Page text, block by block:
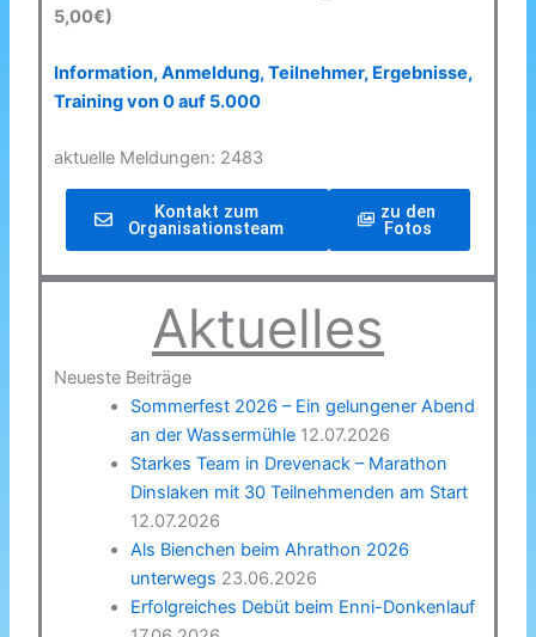
5,00€)
Information, Anmeldung, Teilnehmer, Ergebnisse,
Training von 0 auf 5.000
aktuelle Meldungen: 2483
Kontakt zum
Organisationsteam
zu den
Fotos
Aktuelles
Neueste Beiträge
Sommerfest 2026 – Ein gelungener Abend
an der Wassermühle 12.07.2026
Starkes Team in Drevenack – Marathon
Dinslaken mit 30 Teilnehmenden am Start
12.07.2026
Als Bienchen beim Ahrathon 2026
unterwegs 23.06.2026
Erfolgreiches Debüt beim Enni-Donkenlauf